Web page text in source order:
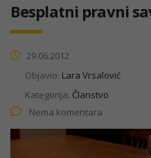
Besplatni pravni
29.06.2012
Objavio: Lara Vrsalović
Kategorija: Članstvo
Nema komentara